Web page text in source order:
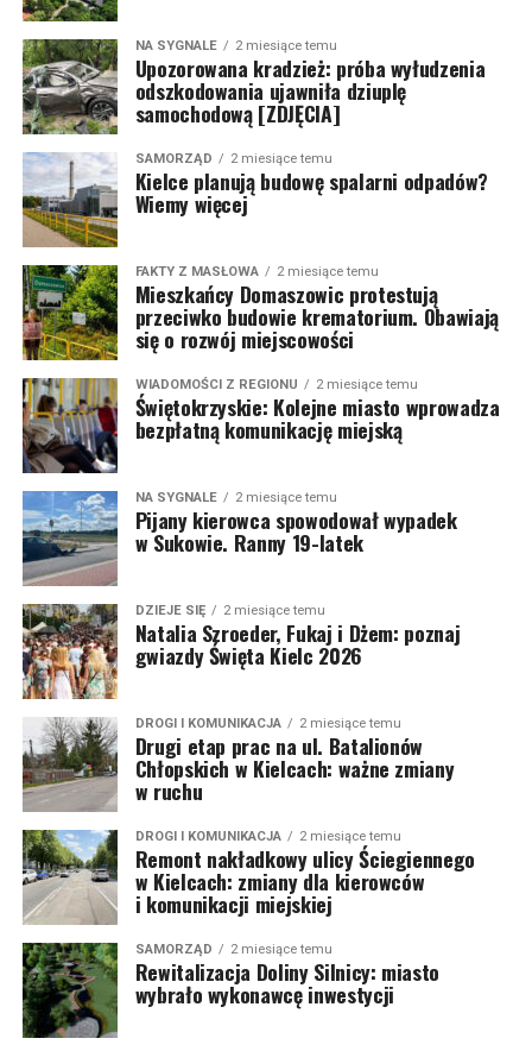
NA SYGNALE 2 miesiące temu
Upozorowana kradzież: próba wyłudzenia
odszkodowania ujawniła dziuplę
samochodową [ZDJĘCIA]
SAMORZĄD 2 miesiące temu
Kielce planują budowę spalarni odpadów?
Wiemy więcej
FAKTY Z MASŁOWA 2 miesiące temu
Mieszkańcy Domaszowic protestują
przeciwko budowie krematorium. Obawiają
się o rozwój miejscowości
WIADOMOŚCI Z REGIONU 2 miesiące temu
Świętokrzyskie: Kolejne miasto wprowadza
bezpłatną komunikację miejską
NA SYGNALE 2 miesiące temu
Pijany kierowca spowodował wypadek
w Sukowie. Ranny 19-latek
DZIEJE SIĘ 2 miesiące temu
Natalia Szroeder, Fukaj i Dżem: poznaj
gwiazdy Święta Kielc 2026
DROGI I KOMUNIKACJA 2 miesiące temu
Drugi etap prac na ul. Batalionów
Chłopskich w Kielcach: ważne zmiany
w ruchu
DROGI I KOMUNIKACJA 2 miesiące temu
Remont nakładkowy ulicy Ściegiennego
w Kielcach: zmiany dla kierowców
i komunikacji miejskiej
SAMORZĄD 2 miesiące temu
Rewitalizacja Doliny Silnicy: miasto
wybrało wykonawcę inwestycji